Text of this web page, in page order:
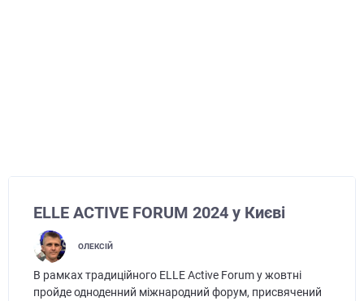
ELLE ACTIVE FORUM 2024 у Києві
ОЛЕКСІЙ
В рамках традиційного ELLE Active Forum у жовтні
пройде одноденний міжнародний форум, присвячений